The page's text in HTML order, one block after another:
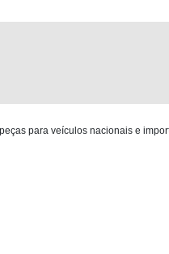
para veículos nacionais e